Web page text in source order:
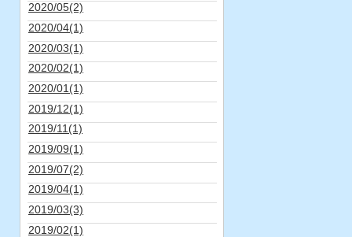
2020/05(2)
2020/04(1)
2020/03(1)
2020/02(1)
2020/01(1)
2019/12(1)
2019/11(1)
2019/09(1)
2019/07(2)
2019/04(1)
2019/03(3)
2019/02(1)